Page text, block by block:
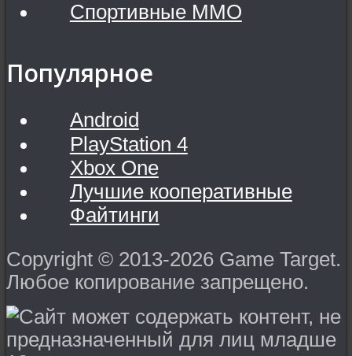
Спортивные MMO
Популярное
Android
PlayStation 4
Xbox One
Лучшие кооперативные
Файтинги
Copyright © 2013-2026 Game Target.
Любое копирование запрещено.